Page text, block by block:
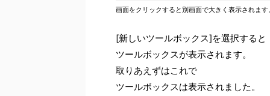
画面をクリックすると別画面で大きく表示されます
[新しいツールボックス]を選択すると
ツールボックスが表示されます。
取りあえずはこれで
ツールボックスは表示されました。